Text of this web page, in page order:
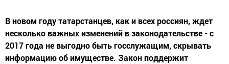
В новом году татарстанцев, как и всех россиян, ждет
несколько важных изменений в законодательстве - с
2017 года не выгодно быть госслужащим, скрывать
информацию об имуществе. Закон поддержит